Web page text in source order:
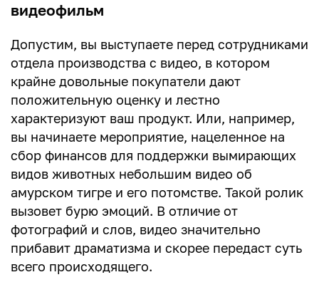
видеофильм
Допустим, вы выступаете перед сотрудниками
отдела производства с видео, в котором
крайне довольные покупатели дают
положительную оценку и лестно
характеризуют ваш продукт. Или, например,
вы начинаете мероприятие, нацеленное на
сбор финансов для поддержки вымирающих
видов животных небольшим видео об
амурском тигре и его потомстве. Такой ролик
вызовет бурю эмоций. В отличие от
фотографий и слов, видео значительно
прибавит драматизма и скорее передаст суть
всего происходящего.